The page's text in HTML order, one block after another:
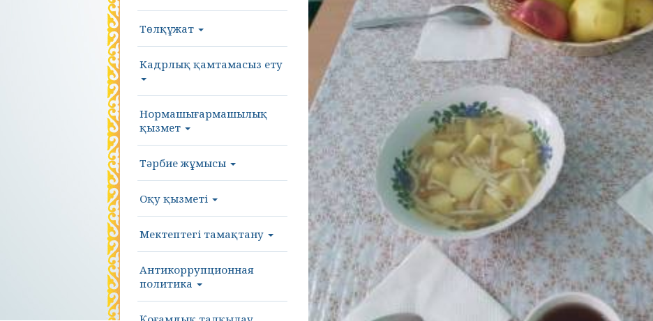
Төлқұжат
Кадрлық қамтамасыз ету
Нормашығармашылық
қызмет
Тәрбие жұмысы
Оқу қызметі
Мектептегі тамақтану
Антикоррупционная
политика